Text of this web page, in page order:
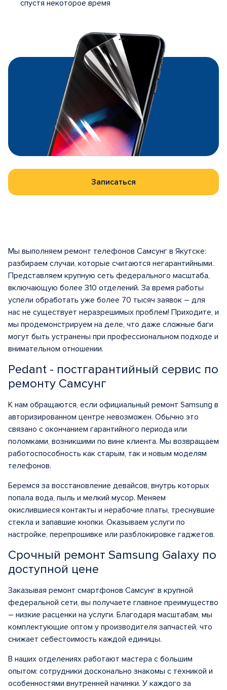
спустя некоторое время
Записаться
Мы выполняем ремонт телефонов Самсунг в Якутске:
разбираем случаи, которые считаются негарантийными.
Представляем крупную сеть федерального масштаба,
включающую более 310 отделений. За время работы
успели обработать уже более 70 тысяч заявок – для
нас не существует неразрешимых проблем! Приходите, и
мы продемонстрируем на деле, что даже сложные баги
могут быть устранены при профессиональном подходе и
внимательном отношении.
Pedant - постгарантийный сервис по
ремонту Самсунг
К нам обращаются, если официальный ремонт Samsung в
авторизированном центре невозможен. Обычно это
связано с окончанием гарантийного периода или
поломками, возникшими по вине клиента. Мы возвращаем
работоспособность как старым, так и новым моделям
телефонов.
Беремся за восстановление девайсов, внутрь которых
попала вода, пыль и мелкий мусор. Меняем
окислившиеся контакты и нерабочие платы, треснувшие
стекла и запавшие кнопки. Оказываем услуги по
настройке, перепрошивке или разблокировке гаджетов.
Срочный ремонт Samsung Galaxy по
доступной цене
Заказывая ремонт смартфонов Самсунг в крупной
федеральной сети, вы получаете главное преимущество
– низкие расценки на услуги. Благодаря масштабам, мы
комплектующие оптом у производителя запчастей, что
снижает себестоимость каждой единицы.
В наших отделениях работают мастера с большим
опытом: сотрудники досконально знакомы с техникой и
особенностями внутренней начинки. У каждого за